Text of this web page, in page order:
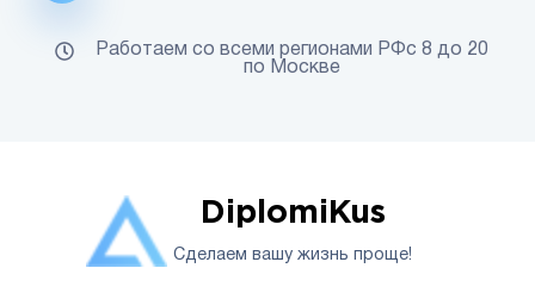
DiplomiKus
Сделаем вашу жизнь проще!
Работаем со всеми регионами РФс 8 до 20
по Москве